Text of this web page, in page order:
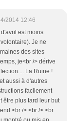
2014 12:46
est moins
Je ne
des sites
je<br /> dérive
La Ruine !
aussi à d'autres
facilement
être plus tard leur but
/> <br /> <br